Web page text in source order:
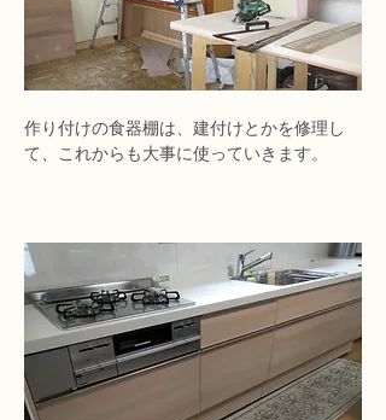
作り付けの食器棚は、建付けとかを修理し
て、これからも大事に使っていきます。